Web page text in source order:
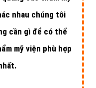
cáo thẩm mỹ
nhau chúng tôi
cần gì để có thể
mỹ viện phù hợp